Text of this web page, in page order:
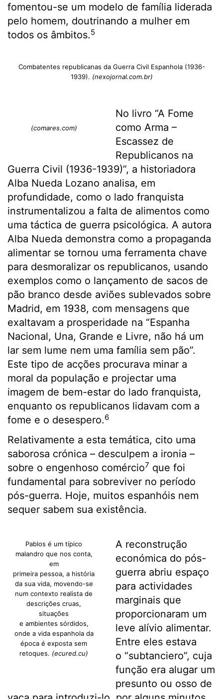
fomentou-se um modelo de família liderada
pelo homem, doutrinando a mulher em
todos os âmbitos.5
Combatentes republicanas da Guerra Civil Espanhola (1936-
1939). (nexojornal.com.br)
(comares.com)
No livro “A Fome
como Arma –
Escassez de
Republicanos na
Guerra Civil (1936-1939)”, a historiadora
Alba Nueda Lozano analisa, em
profundidade, como o lado franquista
instrumentalizou a falta de alimentos como
uma táctica de guerra psicológica. A autora
Alba Nueda demonstra como a propaganda
alimentar se tornou uma ferramenta chave
para desmoralizar os republicanos, usando
exemplos como o lançamento de sacos de
pão branco desde aviões sublevados sobre
Madrid, em 1938, com mensagens que
exaltavam a prosperidade na “Espanha
Nacional, Una, Grande e Livre, não há um
lar sem lume nem uma família sem pão”.
Este tipo de acções procurava minar a
moral da população e projectar uma
imagem de bem-estar do lado franquista,
enquanto os republicanos lidavam com a
fome e o desespero.6
Relativamente a esta temática, cito uma
saborosa crónica – desculpem a ironia –
sobre o engenhoso comércio7 que foi
fundamental para sobreviver no período
pós-guerra. Hoje, muitos espanhóis nem
sequer sabem sua existência.
Pablos é um típico
malandro que nos conta,
em
primeira pessoa, a história
da sua vida, movendo-se
num contexto realista de
descrições cruas,
situações
e ambientes sórdidos,
onde a vida espanhola da
época é exposta sem
retoques. (ecured.cu)
A reconstrução
económica do pós-
guerra abriu espaço
para actividades
marginais que
proporcionaram um
leve alívio alimentar.
Entre eles estava
o “subtanciero”, cuja
função era alugar um
presunto ou osso de